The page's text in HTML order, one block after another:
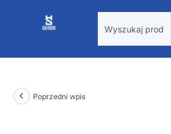
Poprzedni wpis